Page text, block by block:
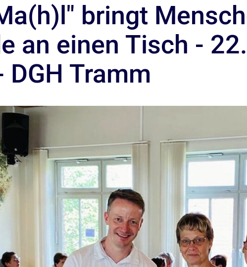
bringt
an einen Tisch -
DGH Tramm